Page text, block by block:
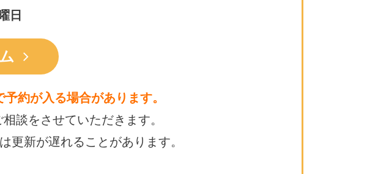
日
予約が入る場合があります。
相談をさせていただきます。
更新が遅れることがあります。